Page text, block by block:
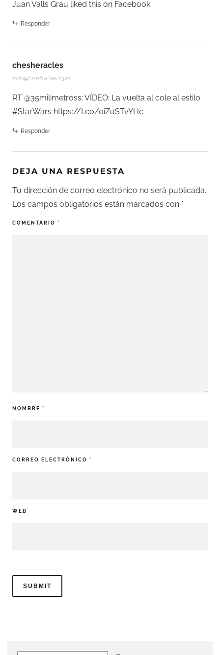
Juan Valls Grau liked this on Facebook.
Responder
chesheracles
11/09/2016 a las 13:21
RT @35milimetross: VÍDEO: La vuelta al cole al estilo
#StarWars https://t.co/oiZuSTvYHc
Responder
DEJA UNA RESPUESTA
Tu dirección de correo electrónico no será publicada.
Los campos obligatorios están marcados con *
COMENTARIO *
NOMBRE *
CORREO ELECTRÓNICO *
WEB